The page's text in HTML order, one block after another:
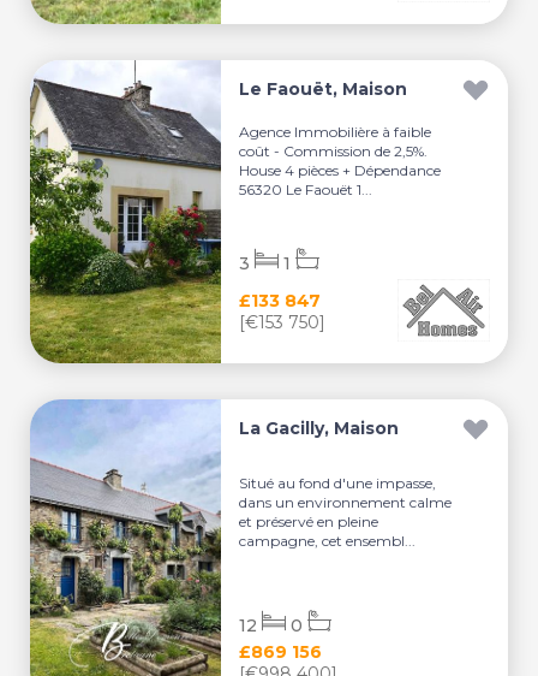
Le Faouët, Maison
Agence Immobilière à faible
coût - Commission de 2,5%.
House 4 pièces + Dépendance
56320 Le Faouët 1...
£133 847
[€153 750]
3 1
La Gacilly, Maison
Situé au fond d'une impasse,
dans un environnement calme
et préservé en pleine
campagne, cet ensembl...
£869 156
12 0